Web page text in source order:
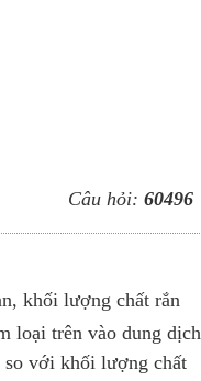
Câu hỏi: 60496
khối lượng chất rắn
loại trên vào dung dịch
so với khối lượng chất